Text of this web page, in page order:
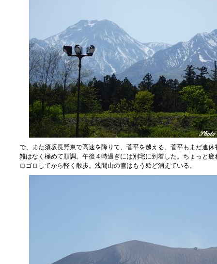
で、また須坂長野東で高速を降りて、菅平を越える。菅平もまだ連
雑はなく極めて順調。午後４時過ぎには別宅に到着した。ちょっと
ロゴロしてから軽く散歩。浅間山の雪はもう殆ど消えている。